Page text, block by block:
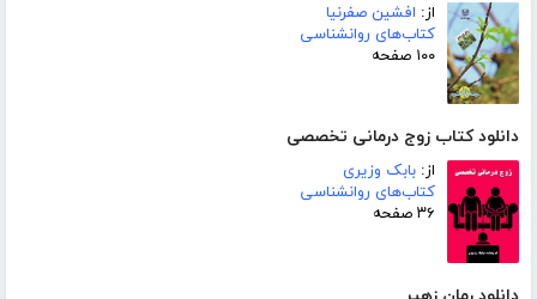
از: افشین صفرنیا
کتاب‌های روانشناسی
۱۰۰ صفحه
دانلود کتاب زوج درمانی تخصصی
از: بابک وزیری
کتاب‌های روانشناسی
۳۶ صفحه